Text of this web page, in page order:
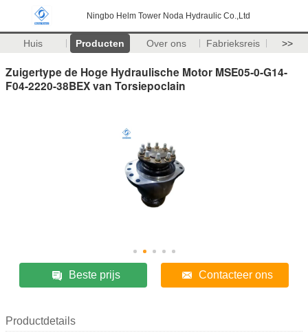
Ningbo Helm Tower Noda Hydraulic Co.,Ltd
Huis Producten Over ons Fabrieksreis >>
Zuigertype de Hoge Hydraulische Motor MSE05-0-G14-
F04-2220-38BEX van Torsiepoclain
Beste prijs Contacteer ons
Productdetails